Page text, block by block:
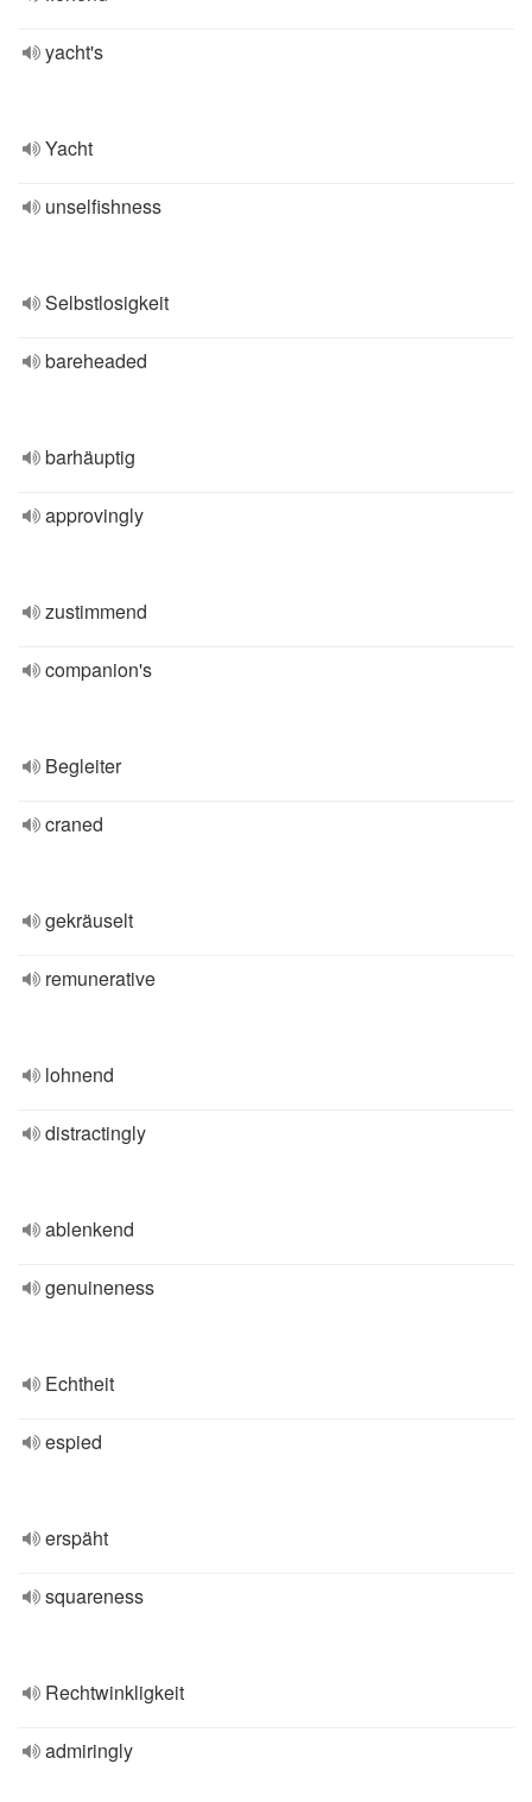
yacht's
Yacht
unselfishness
Selbstlosigkeit
bareheaded
barhäuptig
approvingly
zustimmend
companion's
Begleiter
craned
gekräuselt
remunerative
lohnend
distractingly
ablenkend
genuineness
Echtheit
espied
erspäht
squareness
Rechtwinkligkeit
admiringly